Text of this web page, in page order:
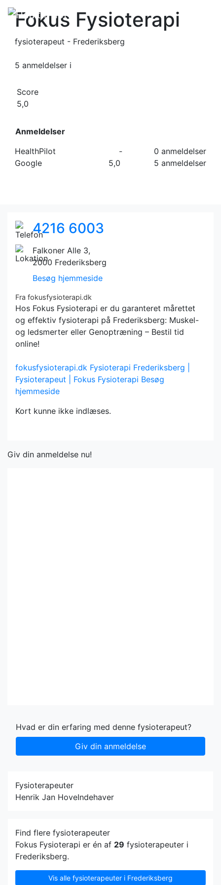
Fokus Fysioterapi
fysioterapeut - Frederiksberg
5 anmeldelser i
Score
5,0
Anmeldelser
HealthPilot
-
0 anmeldelser
Google
5,0 5 anmeldelser
4216 6003
Falkoner Alle 3,
2000 Frederiksberg
Besøg hjemmeside
Fra fokusfysioterapi.dk
Hos Fokus Fysioterapi er du garanteret mårettet
og effektiv fysioterapi på Frederiksberg: Muskel-
og ledsmerter eller Genoptræning – Bestil tid
online!
fokusfysioterapi.dk Fysioterapi Frederiksberg |
Fysioterapeut | Fokus Fysioterapi Besøg
hjemmeside
Kort kunne ikke indlæses.
Giv din anmeldelse nu!
Hvad er din erfaring med denne fysioterapeut?
Giv din anmeldelse
Fysioterapeuter
Henrik Jan HoveIndehaver
Find flere fysioterapeuter
Fokus Fysioterapi er én af 29 fysioterapeuter i
Frederiksberg.
Vis alle fysioterapeuter i Frederiksberg